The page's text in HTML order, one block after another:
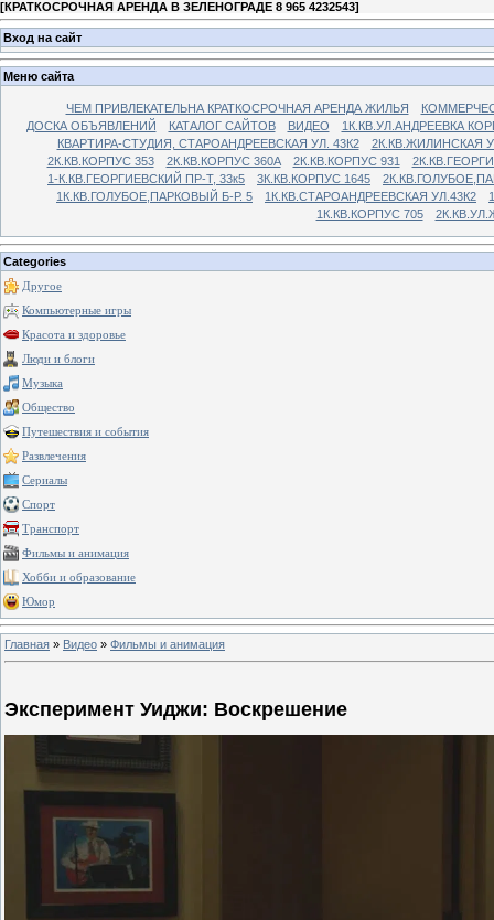
[КРАТКОСРОЧНАЯ АРЕНДА В ЗЕЛЕНОГРАДЕ 8 965 4232543]
Вход на сайт
Меню сайта
ЧЕМ ПРИВЛЕКАТЕЛЬНА КРАТКОСРОЧНАЯ АРЕНДА ЖИЛЬЯ
ДОСКА ОБЪЯВЛЕНИЙ
КАТАЛОГ САЙТОВ ВИДЕО
1К.КВ.УЛ.АНДРЕЕВКА
КВАРТИРА-СТУДИЯ, СТАРОАНДРЕЕВСКАЯ УЛ. 43К2
2К.КВ.ЖИЛИНСКАЯ
2К.КВ.КОРПУС 353
2К.КВ.КОРПУС 360А 2К.КВ.КОРПУС 931
1-К.КВ.ГЕОРГИЕВСКИЙ ПР-Т, 33к5
3К.КВ.КОРПУС 1645
1К.КВ.ГОЛУБОЕ,ПАРКОВЫЙ Б-Р. 5
1К.КВ.СТАРОАНДРЕЕВСКАЯ УЛ.43К2
1К.КВ.КОРПУС 705
Categories
Другое
Компьютерные игры
Красота и здоровье
Люди и блоги
Музыка
Общество
Путешествия и события
Развлечения
Сериалы
Спорт
Транспорт
Фильмы и анимация
Хобби и образование
Юмор
Главная » Видео » Фильмы и анимация
Эксперимент Уиджи: Воскрешение